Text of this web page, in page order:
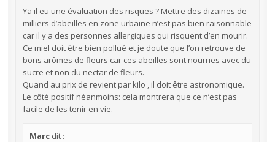
Ya il eu une évaluation des risques ? Mettre des dizaines de
milliers d’abeilles en zone urbaine n’est pas bien raisonnable
car il y a des personnes allergiques qui risquent d’en mourir.
Ce miel doit être bien pollué et je doute que l’on retrouve de
bons arômes de fleurs car ces abeilles sont nourries avec du
sucre et non du nectar de fleurs.
Quand au prix de revient par kilo , il doit être astronomique.
Le côté positif néanmoins: cela montrera que ce n’est pas
facile de les tenir en vie.
Marc dit :